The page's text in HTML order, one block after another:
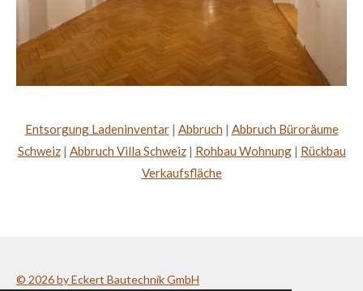
Entsorgung Ladeninventar| Abbruch | Abbruch Büroräume
Schweiz| Abbruch Villa Schweiz| Rohbau Wohnung| Rückbau
Verkaufsfläche
© 2026 by Eckert Bautechnik GmbH